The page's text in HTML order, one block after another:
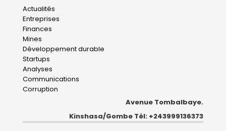
Main
navigation
Actualités
Entreprises
Finances
Mines
Développement durable
Startups
Analyses
Communications
Corruption
Avenue Tombalbaye.
Kinshasa/Gombe Tél: +243999136373